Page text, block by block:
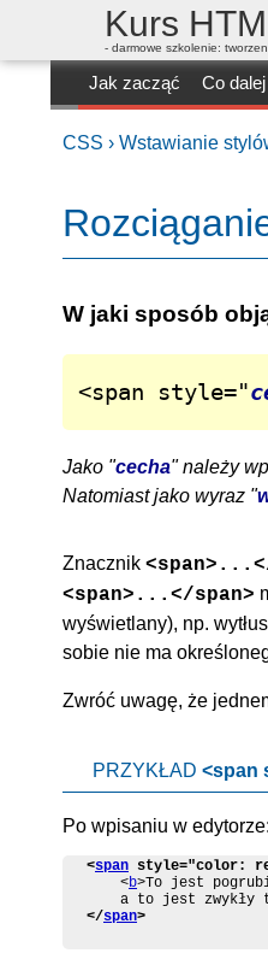
Kurs
- darmowe szkolenie:
Jak zacząć Co dalej
CSS › Wstawianie
W jaki sposób
<span style="
Jako "cecha" należy
Natomiast jako wyraz "
Znacznik
<span>...</span>
wyświetlany), np.
sobie nie ma
Zwróć uwagę, że
PRZYKŁAD <span
Po wpisaniu w edytorze:
<span style="color:
	<
b>To jest
</span>